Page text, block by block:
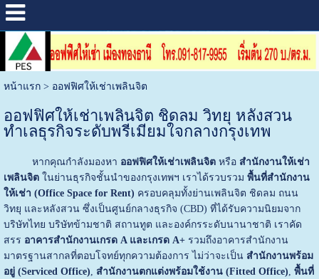
หน้าแรก> ออฟฟิศให้เช่าเพลินจิต
ออฟฟิศให้เช่าเพลินจิต ชิดลม วิทยุ หลังสวน
ทำเลธุรกิจระดับพรีเมียมใจกลางกรุงเทพ
หากคุณกำลังมองหา ออฟฟิศให้เช่าเพลินจิตหรือ สำนักงานให้เช่า
เพลินจิตในย่านธุรกิจชั้นนำของกรุงเทพฯ เราได้รวบรวม พื้นที่สำนักงาน
ให้เช่า (Office Space for Rent) ครอบคลุมทั้งย่านเพลินจิต ชิดลม ถนน
วิทยุ และหลังสวน ซึ่งเป็นศูนย์กลางธุรกิจ (CBD) ที่ได้รับความนิยมจาก
บริษัทไทย บริษัทข้ามชาติ สถานทูต และองค์กรระดับนานาชาติ เราคัด
สรร อาคารสำนักงานเกรด A และเกรด A+รวมถึงอาคารสำนักงาน
มาตรฐานสากลที่ตอบโจทย์ทุกความต้องการ ไม่ว่าจะเป็น สำนักงานพร้อม
อยู่ (Serviced Office), สำนักงานตกแต่งพร้อมใช้งาน (Fitted Office), พื้นที่